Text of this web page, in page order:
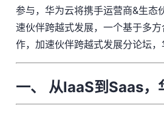
参与，华为云将携手运营商&生态
速伙伴跨越式发展，一个基于多
作，加速伙伴跨越式发展分论坛
一、 从laaS到Saas，